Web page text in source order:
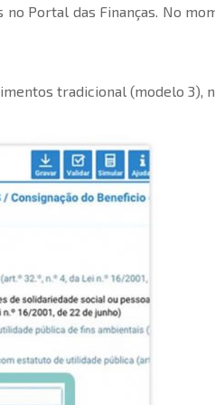
Portal das Finanças. No
tradicional (modelo 3), no